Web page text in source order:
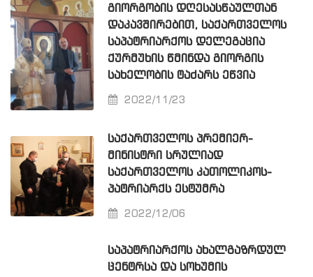
ᲒᲘᲝᲠᲒᲝᲑᲘᲡ ᲓᲦᲔᲡᲐᲡᲬᲐᲣᲚᲗᲐᲜ
ᲓᲐᲙᲐᲕᲨᲘᲠᲔᲑᲘᲗ, ᲡᲐᲥᲐᲠᲗᲕᲔᲚᲝᲡ
ᲡᲐᲞᲐᲢᲠᲘᲐᲠᲥᲝᲡ ᲓᲔᲚᲔᲒᲐᲪᲘᲐ
ᲥᲣᲠᲛᲣᲮᲘᲡ ᲬᲛᲘᲜᲓᲐ ᲒᲘᲝᲠᲒᲘᲡ
ᲡᲐᲮᲔᲚᲝᲑᲘᲡ ᲢᲐᲫᲐᲠᲡ ᲔᲬᲕᲘᲐ
2022/11/23
ᲡᲐᲥᲐᲠᲗᲕᲔᲚᲝᲡ ᲞᲠᲔᲛᲘᲔᲠ-
ᲛᲘᲜᲘᲡᲢᲠᲘ ᲡᲠᲣᲚᲘᲐᲓ
ᲡᲐᲥᲐᲠᲗᲕᲔᲚᲝᲡ ᲙᲐᲗᲝᲚᲘᲙᲝᲡ-
ᲞᲐᲢᲠᲘᲐᲠᲥᲡ ᲔᲡᲢᲣᲛᲠᲐ
2022/12/06
ᲡᲐᲞᲐᲢᲠᲘᲐᲠᲥᲝᲡ ᲐᲮᲐᲚᲒᲐᲖᲠᲓᲣᲚ
ᲪᲔᲜᲢᲠᲡᲐ ᲓᲐ ᲡᲝᲮᲣᲛᲘᲡ